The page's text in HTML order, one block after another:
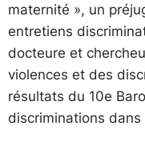
maternité », un
entretiens
docteure et
violences et des
résultats du 10e
discriminations dans